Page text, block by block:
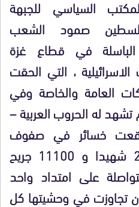
السياسي للجبهة
فلسطين صمود الشعب
في قطاع غزة
، التي الحقت
العامة والخاصة وفي
تشهد له الحروب العربية –
خسائر في صفوف
المواطنين تجاوزت 2140 شهيدا و 11100 جريح
على امتداد واحد
تجاوزت في وحشيتها كل